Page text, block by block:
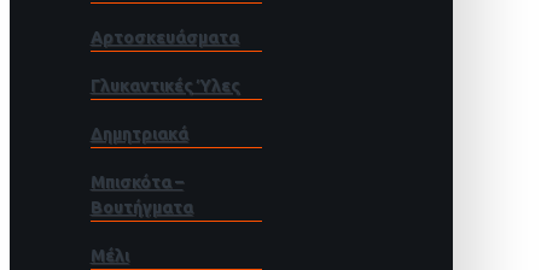
Αρτοσκευάσματα
Γλυκαντικές Ύλες
Δημητριακά
Μπισκότα –
Βουτήγματα
Μέλι